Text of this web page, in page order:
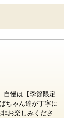
自慢は【季節限定
ちゃん達が丁寧に
お楽しみくださ